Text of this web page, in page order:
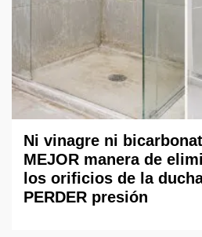
Ni vinagre ni
MEJOR manera de
los orificios de la
PERDER presión